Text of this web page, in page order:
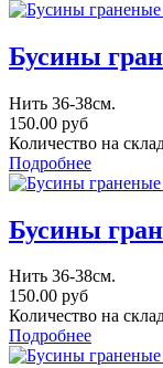
Бусины
Нить 36-38см.
150.00 руб
Количество на
Подробнее
Бусины
Нить 36-38см.
150.00 руб
Количество на
Подробнее